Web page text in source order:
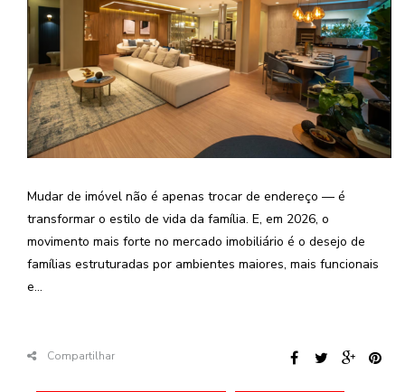
Mudar de imóvel não é apenas trocar de endereço — é
transformar o estilo de vida da família. E, em 2026, o
movimento mais forte no mercado imobiliário é o desejo de
famílias estruturadas por ambientes maiores, mais funcionais
e...
Compartilhar